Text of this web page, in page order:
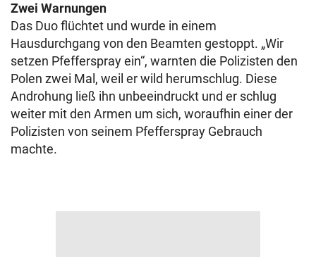
Zwei Warnungen
Das Duo flüchtet und wurde in einem
Hausdurchgang von den Beamten gestoppt. „Wir
setzen Pfefferspray ein“, warnten die Polizisten den
Polen zwei Mal, weil er wild herumschlug. Diese
Androhung ließ ihn unbeeindruckt und er schlug
weiter mit den Armen um sich, woraufhin einer der
Polizisten von seinem Pfefferspray Gebrauch
machte.